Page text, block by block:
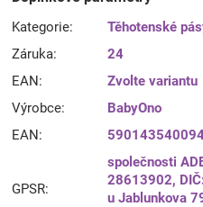
Kategorie:
Těhotenské
Záruka:
24
EAN:
Zvolte variantu
Výrobce:
BabyOno
EAN:
GPSR:
společnosti
28613902,
u Jablunkova